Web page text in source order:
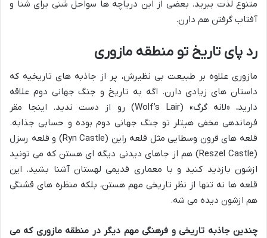
متنوع لذت ببرید. بعضی از این دریاچه ها سواحل شنی برای شنا و
آفتاب گرفتن هم دارن.
رد پای تاریخ تو منطقه مازوری
مازوری علاوه بر طبیعت بی نظیرش، پر از جاذبه های تاریخیه که
داستان های زیادی دارن. اگه به تاریخ و جنگ جهانی دوم علاقه
دارید، «لانه گرگ» (Wolf’s Lair) رو از دست ندید. اینجا مقر
فرماندهی مخفی هیتلر تو جنگ جهانی دوم بوده و حسابی جذابه.
قلعه های قرون وسطایی مثل قلعه راین (Ryn Castle) و قلعه رسزل
(Reszel Castle) هم از جاهای دیدنی دیگه ای هستن که می تونید
ازشون بازدید کنید و با معماری قدیمی لهستان آشنا بشید. این
قلعه ها نه تنها از نظر تاریخی مهم هستن، بلکه منظره های قشنگی
هم ازشون دیده می شه.
چندین جاذبه تاریخی و فرهنگی مهم دیگر در منطقه مازوری که می